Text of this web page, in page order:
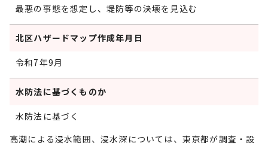
最悪の事態を想定し、堤防等の決壊を見込む
北区ハザードマップ作成年月日
令和7年9月
水防法に基づくものか
水防法に基づく
高潮による浸水範囲、浸水深については、東京都が調査・設